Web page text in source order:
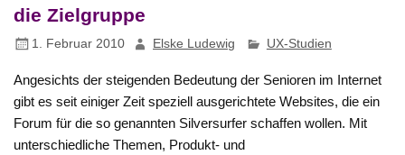
die Zielgruppe
1. Februar 2010 Elske Ludewig UX-Studien
Angesichts der steigenden Bedeutung der Senioren im Internet
gibt es seit einiger Zeit speziell ausgerichtete Websites, die ein
Forum für die so genannten Silversurfer schaffen wollen. Mit
unterschiedliche Themen, Produkt- und